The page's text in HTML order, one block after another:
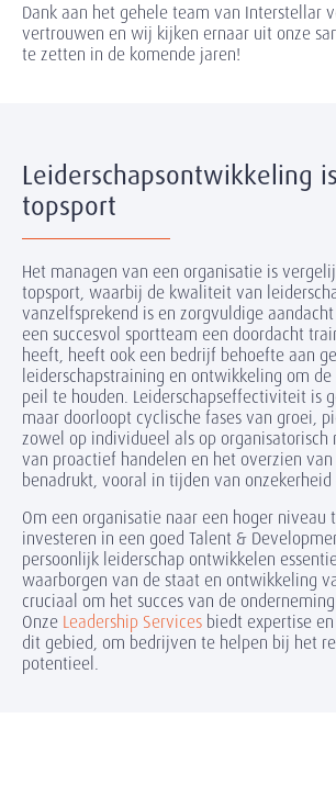
Dank aan het gehele team van Interstellar
vertrouwen en wij kijken ernaar uit onze
te zetten in de komende jaren!
Leiderschapsontwikkeling
topsport
Het managen van een organisatie is
topsport, waarbij de kwaliteit van
vanzelfsprekend is en zorgvuldige
een succesvol sportteam een doordacht
heeft, heeft ook een bedrijf behoefte aan
leiderschapstraining en ontwikkeling om
peil te houden. Leiderschapseffectiviteit is
maar doorloopt cyclische fases van groei,
zowel op individueel als op organisatorisch
van proactief handelen en het overzien
benadrukt, vooral in tijden van
Om een organisatie naar een hoger niveau
investeren in een goed Talent &
persoonlijk leiderschap ontwikkelen
waarborgen van de staat en ontwikkeling
cruciaal om het succes van de
Onze Leadership Services biedt expertise
dit gebied, om bedrijven te helpen bij het
potentieel.